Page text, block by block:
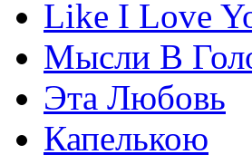
Like I Love
Мысли В
Эта Любовь
Капелькою